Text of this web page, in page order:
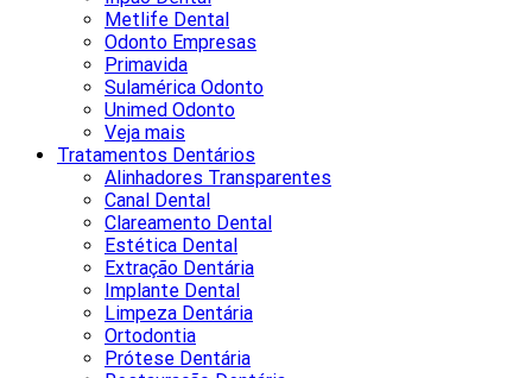
Metlife Dental
Odonto Empresas
Primavida
Sulamérica Odonto
Unimed Odonto
Veja mais
Tratamentos Dentários
Alinhadores Transparentes
Canal Dental
Clareamento Dental
Estética Dental
Extração Dentária
Implante Dental
Limpeza Dentária
Ortodontia
Prótese Dentária